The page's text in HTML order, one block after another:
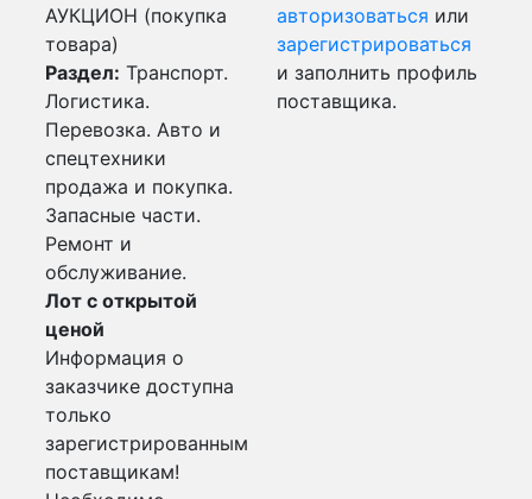
АУКЦИОН (покупка
товара)
Раздел: Транспорт.
Логистика.
Перевозка. Авто и
спецтехники
продажа и покупка.
Запасные части.
Ремонт и
обслуживание.
Лот с открытой
ценой
Информация о
заказчике доступна
только
зарегистрированным
поставщикам!
авторизоваться или
зарегистрироваться
и заполнить профиль
поставщика.